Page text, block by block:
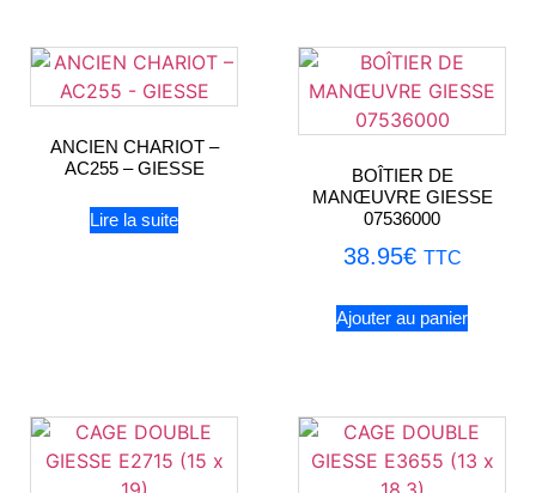
ANCIEN CHARIOT –
AC255 – GIESSE
Lire la suite
BOÎTIER DE
MANŒUVRE GIESSE
07536000
38.95€ TTC
Ajouter au panier